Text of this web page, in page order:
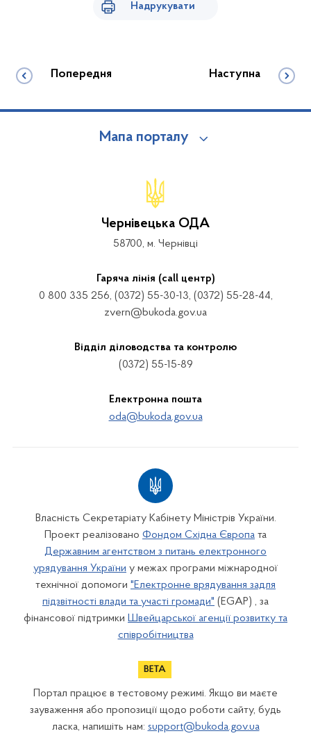
Надрукувати
Попередня Наступна
Мапа порталу
Чернівецька ОДА
58700, м. Чернівці
Гаряча лінія (call центр)
0 800 335 256, (0372) 55-30-13, (0372) 55-28-44,
zvern@bukoda.gov.ua
Відділ діловодства та контролю
(0372) 55-15-89
Електронна пошта
oda@bukoda.gov.ua
Власність Секретаріату Кабінету Міністрів України.
Проект реалізовано Фондом Східна Європа та
Державним агентством з питань електронного
урядування України у межах програми міжнародної
технічної допомоги "Електронне врядування задля
підзвітності влади та участі громади" (EGAP) , за
фінансової підтримки Швейцарської агенції розвитку та
співробітництва
Портал працює в тестовому режимі. Якщо ви маєте
зауваження або пропозиції щодо роботи сайту, будь
ласка, напишіть нам: support@bukoda.gov.ua